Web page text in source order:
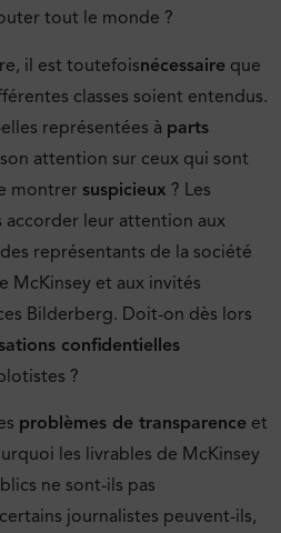
tout le monde ?
il est toutefoisnécessaire que
classes soient entendus.
représentées à parts
attention sur ceux qui sont
montrer suspicieux ? Les
accorder leur attention aux
représentants de la société
McKinsey et aux invités
Bilderberg. Doit-on dès lors
confidentielles
?
problèmes de transparence et
les livrables de McKinsey
ne sont-ils pas
journalistes peuvent-ils,